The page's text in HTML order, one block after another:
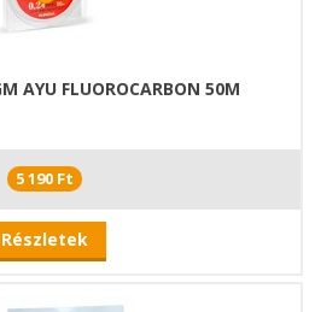
AYU FLUOROCARBON 50M
5 190 Ft
Részletek